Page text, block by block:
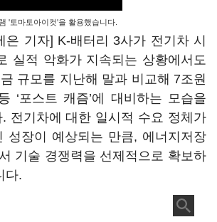
'토마토아이컷'을 활용했습니다.
은 기자] K-배터리 3사가 전기차 시
실적 악화가 지속되는 상황에서도
규모를 지난해 말과 비교해 7조원
‘포스트 캐즘’에 대비하는 모습을
전기차에 대한 일시적 수요 정체가
성장이 예상되는 만큼, 에너지저장
기술 경쟁력을 선제적으로 확보하
다.